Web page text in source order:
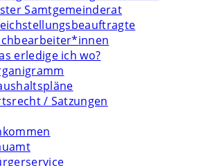
Samtgemeinderat
erledige ich wo?
/ Satzungen